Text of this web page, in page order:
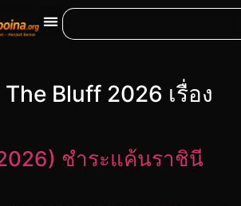
The Bluff 2026 เรื่อง
ชำระแค้นราชินี